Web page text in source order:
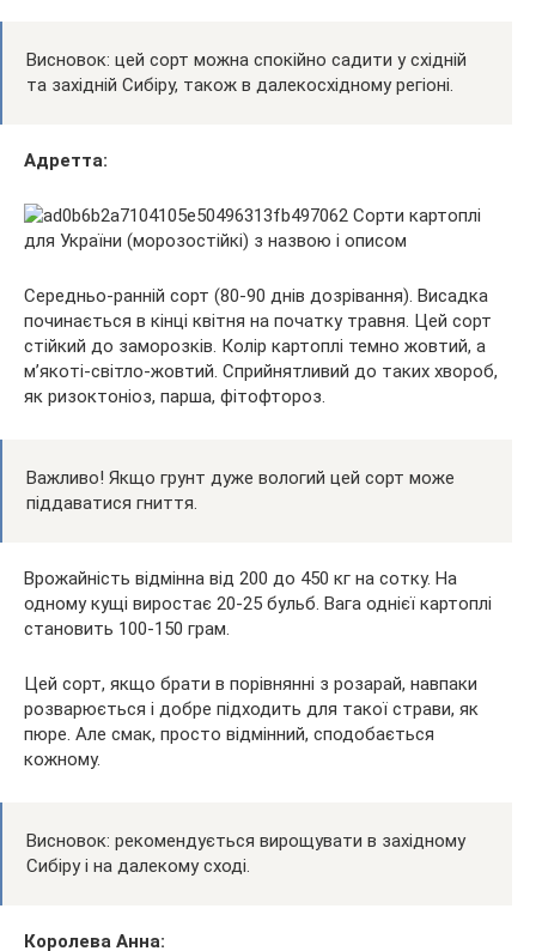
Висновок: цей сорт можна спокійно садити у східній
та західній Сибіру, також в далекосхідному регіоні.
Адретта:
Середньо-ранній сорт (80-90 днів дозрівання). Висадка
починається в кінці квітня на початку травня. Цей сорт
стійкий до заморозків. Колір картоплі темно жовтий, а
м’якоті-світло-жовтий. Сприйнятливий до таких хвороб,
як ризоктоніоз, парша, фітофтороз.
Важливо! Якщо грунт дуже вологий цей сорт може
піддаватися гниття.
Врожайність відмінна від 200 до 450 кг на сотку. На
одному кущі виростає 20-25 бульб. Вага однієї картоплі
становить 100-150 грам.
Цей сорт, якщо брати в порівнянні з розарай, навпаки
розварюється і добре підходить для такої страви, як
пюре. Але смак, просто відмінний, сподобається
кожному.
Висновок: рекомендується вирощувати в західному
Сибіру і на далекому сході.
Королева Анна: